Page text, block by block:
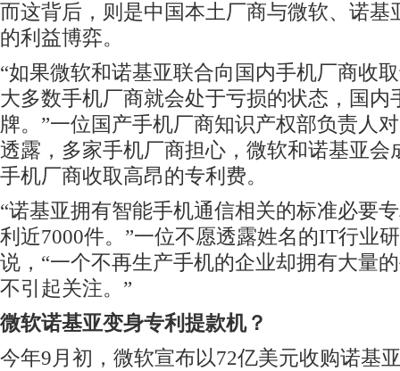
而这背后，则是中国本土厂商与微软、诺基
的利益博弈。
“如果微软和诺基亚联合向国内手机厂商收
大多数手机厂商就会处于亏损的状态，国内
牌。”一位国产手机厂商知识产权部负责人
透露，多家手机厂商担心，微软和诺基亚会
手机厂商收取高昂的专利费。
“诺基亚拥有智能手机通信相关的标准必要
利近7000件。”一位不愿透露姓名的IT行业
说，“一个不再生产手机的企业却拥有大量
不引起关注。”
微软诺基亚变身专利提款机？
今年9月初，微软宣布以72亿美元收购诺基